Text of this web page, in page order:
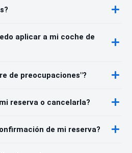
aplicar a mi coche de
de preocupaciones"?
reserva o cancelarla?
de mi reserva?